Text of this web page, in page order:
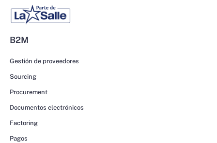
B2M
Gestión de proveedores
Sourcing
Procurement
Documentos electrónicos
Factoring
Pagos